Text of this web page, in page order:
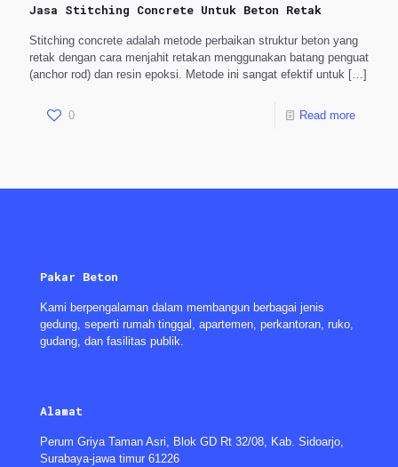
Jasa Stitching Concrete Untuk Beton Retak
Stitching concrete adalah metode perbaikan struktur beton yang
retak dengan cara menjahit retakan menggunakan batang penguat
(anchor rod) dan resin epoksi. Metode ini sangat efektif untuk […]
0 Read more
Pakar Beton
Kami berpengalaman dalam membangun berbagai jenis
gedung, seperti rumah tinggal, apartemen, perkantoran, ruko,
gudang, dan fasilitas publik.
Alamat
Perum Griya Taman Asri, Blok GD Rt 32/08, Kab. Sidoarjo,
Surabaya-jawa timur 61226